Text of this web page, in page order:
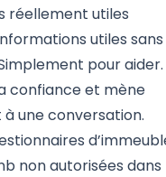
réellement utiles
utiles sans
pour aider.
confiance et mène
une conversation.
non autorisées dans